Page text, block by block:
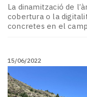
La dinamització de
cobertura o la
concretes en el
15/06/2022